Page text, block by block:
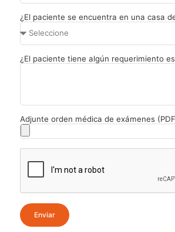
¿El paciente se encuentra en una casa
¿El paciente tiene algún requerimiento
Adjunte orden médica de exámenes
Enviar